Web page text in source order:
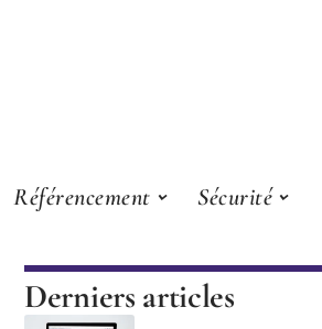
Référencement Sécurité
Derniers articles